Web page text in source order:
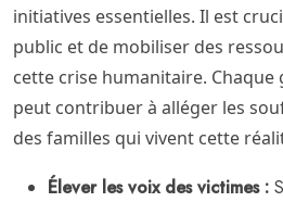
initiatives essentielles. Il est
public et de mobiliser des
cette crise humanitaire.
peut contribuer à alléger les
des familles qui vivent cette
Élever les voix des victimes :